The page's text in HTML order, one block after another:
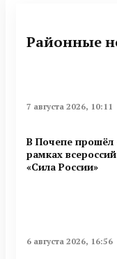
Районные
7 августа 2026, 10:11
В Почепе
рамках
«Сила России»
6 августа 2026, 16:56